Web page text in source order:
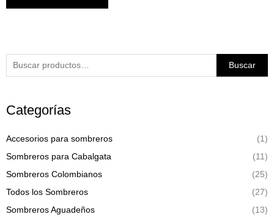
Buscar
por:
Buscar
Categorías
Accesorios para sombreros
(1)
Sombreros para Cabalgata
(11)
Sombreros Colombianos
(25)
Todos los Sombreros
(27)
Sombreros Aguadeños
(13)